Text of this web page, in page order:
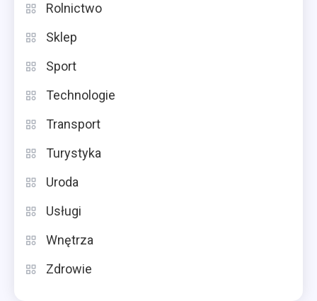
Rolnictwo
Sklep
Sport
Technologie
Transport
Turystyka
Uroda
Usługi
Wnętrza
Zdrowie